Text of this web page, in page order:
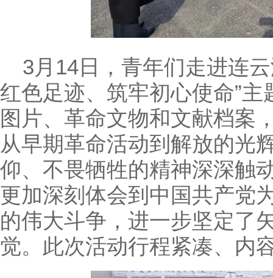
3 月 14日，青年们走进连
红色足迹、筑牢初心使命”主
图片、革命文物和文献档案
从早期革命活动到解放的光
仰、不畏牺牲的精神深深触
更加深刻体会到中国共产党
的伟大斗争，进一步坚定了
觉。此次活动行程紧凑、内